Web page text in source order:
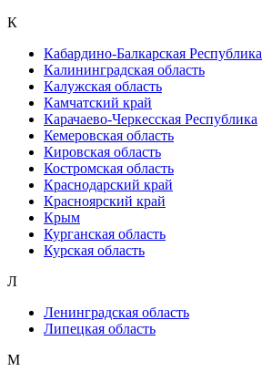
К
Кабардино-Балкарская Республика
Калининградская область
Калужская область
Камчатский край
Карачаево-Черкесская Республика
Кемеровская область
Кировская область
Костромская область
Краснодарский край
Красноярский край
Крым
Курганская область
Курская область
Л
Ленинградская область
Липецкая область
М